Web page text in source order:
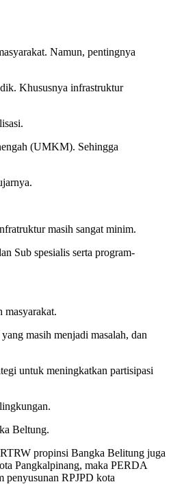
Namun, pentingnya
Khususnya infrastruktur
(UMKM). Sehingga
masih sangat minim.
Sub spesialis serta program-
masyarakat.
masih menjadi masalah, dan
untuk meningkatkan partisipasi
Beltung.
propinsi Bangka Belitung juga
Pangkalpinang, maka PERDA
penyusunan RPJPD kota